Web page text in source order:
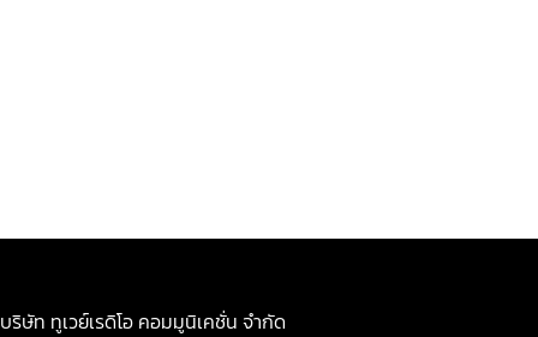
บริษัท ทูเวย์เรดิโอ คอมมูนิเคชั่น จำกัด